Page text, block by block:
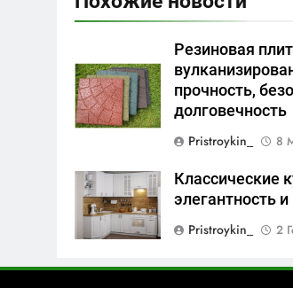
Резиновая
прочность,
долговечность
Pristroykin_
8
Классические
элегантность
Pristroykin_
2